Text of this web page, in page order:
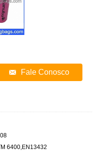
Fale Conosco
6400,EN13432